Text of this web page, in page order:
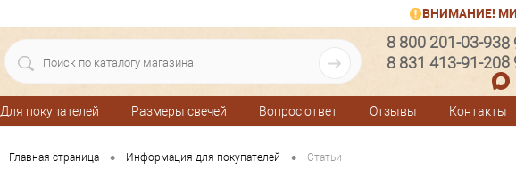
ВНИМАНИЕ!
8 800 201-03-93
8 831 413-91-20
8
8
Для покупателей Размеры свечей Вопрос ответ Отзывы Контакты
Главная страница • Информация для покупателей • Статьи